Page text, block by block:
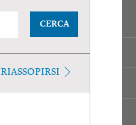
CERCA
RIASSOPIRSI